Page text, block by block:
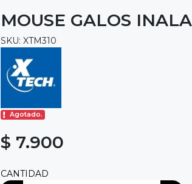
MOUSE GALOS
SKU: XTM310
Agotado.
$ 7.900
CANTIDAD